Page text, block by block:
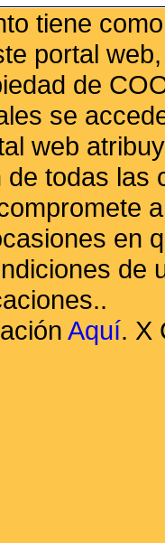
tiene
portal
de
se
web
todas
en
de
Aquí. X